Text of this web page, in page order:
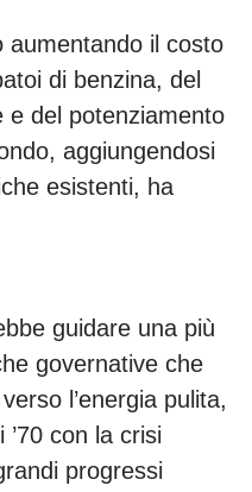
aumentando il costo
di benzina, del
e del potenziamento
aggiungendosi
esistenti, ha
guidare una più
governative che
l’energia pulita,
con la crisi
progressi